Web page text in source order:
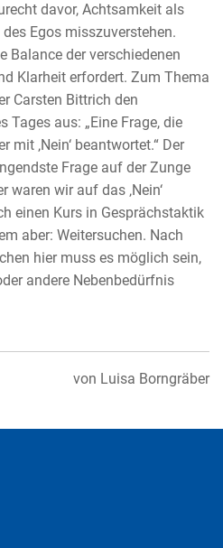
davor, Achtsamkeit als
Egos misszuverstehen.
Balance der verschiedenen
Klarheit erfordert. Zum Thema
Carsten Bittrich den
Tages aus: „Eine Frage, die
‚Nein‘ beantwortet.“ Der
Frage auf der Zunge
waren wir auf das ‚Nein‘
einen Kurs in Gesprächstaktik
aber: Weitersuchen. Nach
hier muss es möglich sein,
andere Nebenbedürfnis
von Luisa Borngräber